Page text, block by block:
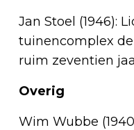
Jan Stoel (1946):
tuinencomplex de
ruim zeventien
Overig
Wim Wubbe